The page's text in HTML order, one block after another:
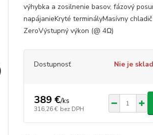
výhybka a zosilnenie basov, fázový
napájanieKryté terminályMasívny
ZeroVýstupný výkon (@
Dostupnosť Nie je
389 €/ks
316,26 € bez DPH